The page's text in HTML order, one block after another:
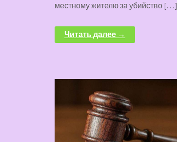
местному жителю за убийство […]
Читать далее →